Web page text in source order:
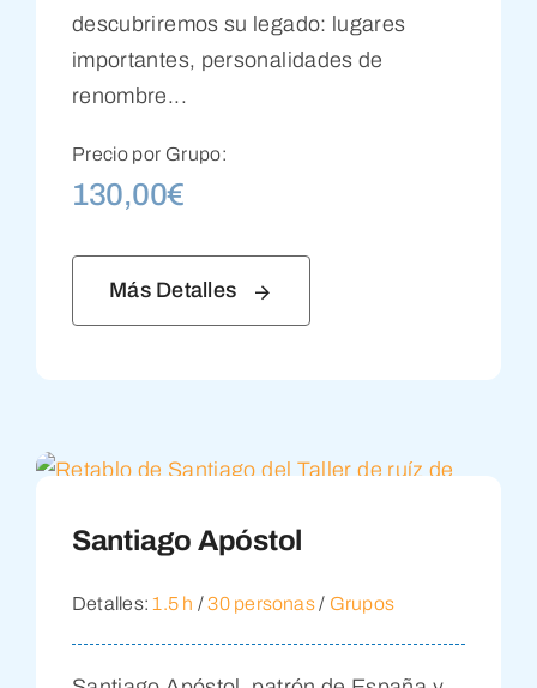
descubriremos su legado: lugares
importantes, personalidades de
renombre...
Precio por Grupo:
130,00€
Más Detalles
Santiago Apóstol
Detalles:1.5 h /30 personas/ Grupos